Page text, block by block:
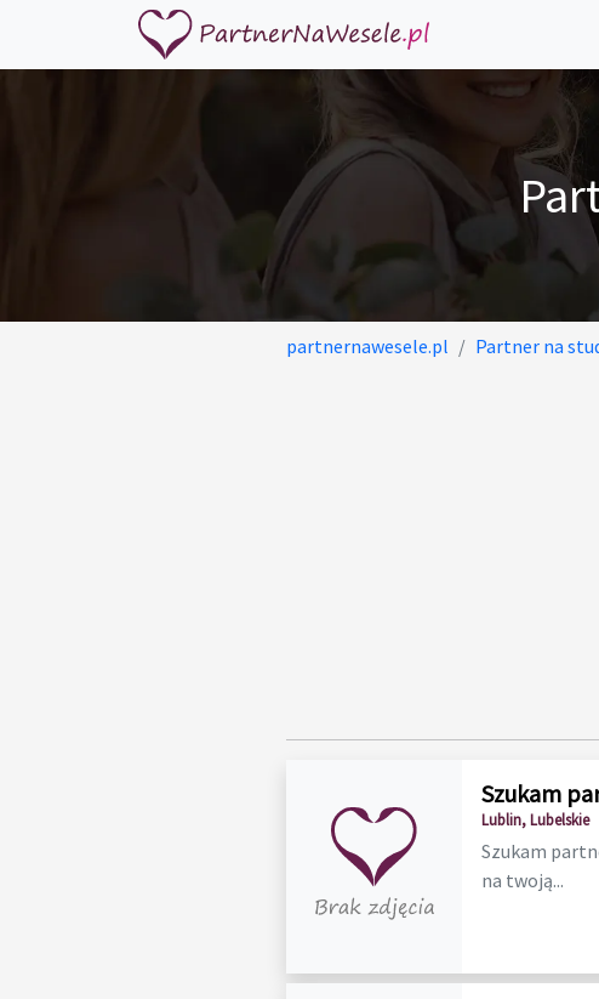
partnernawesele.pl Partner na
Szukam
Lublin, Lubelskie
Szukam
na twoją...